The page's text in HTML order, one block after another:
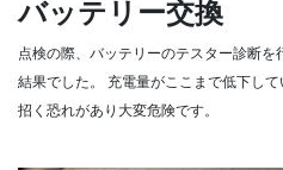
バッテリー交換
点検の際、バッテリーのテスター診断
結果でした。
充電量がここまで低下し
招く恐れがあり大変危険です。